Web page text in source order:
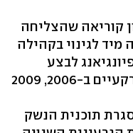
הכריזה צפון קוריאה שהצליחה
מיד לגינוי בקהילה
לבצע
שלושה ניסויים גרעיניים תת-קרקעיים ב-2006, 2009
תוכנית הנשק